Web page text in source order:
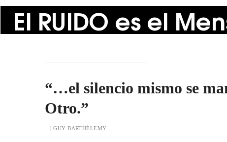
El RUIDO es el
“…el silencio mismo se
Otro.”
—| GUY BARTHÉLEMY